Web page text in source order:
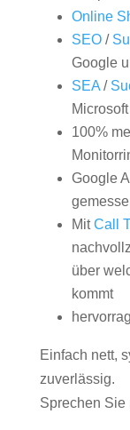
Online
SEO/
Google
SEA/
100%
Google
MitCall
über
kommt
Einfach nett,
zuverlässig.
Sprechen Sie